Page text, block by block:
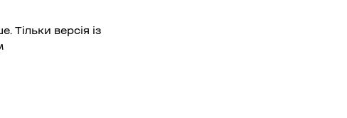
Тільки версія із